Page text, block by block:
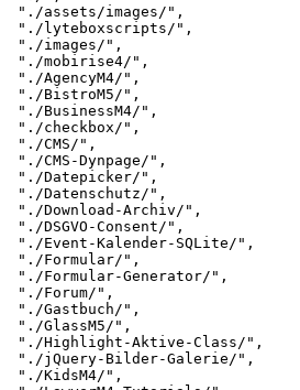
"./assets/images/",
"./lyteboxscripts/",
"./images/",
"./mobirise4/",
"./AgencyM4/",
"./BistroM5/",
"./BusinessM4/",
"./checkbox/",
"./CMS/",
"./CMS-Dynpage/",
"./Datepicker/",
"./Datenschutz/",
"./Download-Archiv/",
"./DSGVO-Consent/",
"./Event-Kalender-SQLite/",
"./Formular/",
"./Formular-Generator/",
"./Forum/",
"./Gastbuch/",
"./GlassM5/",
"./Highlight-Aktive-Class/",
"./jQuery-Bilder-Galerie/",
"./KidsM4/",